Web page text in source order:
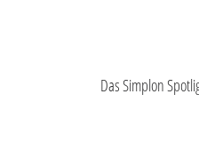
Das Simplon